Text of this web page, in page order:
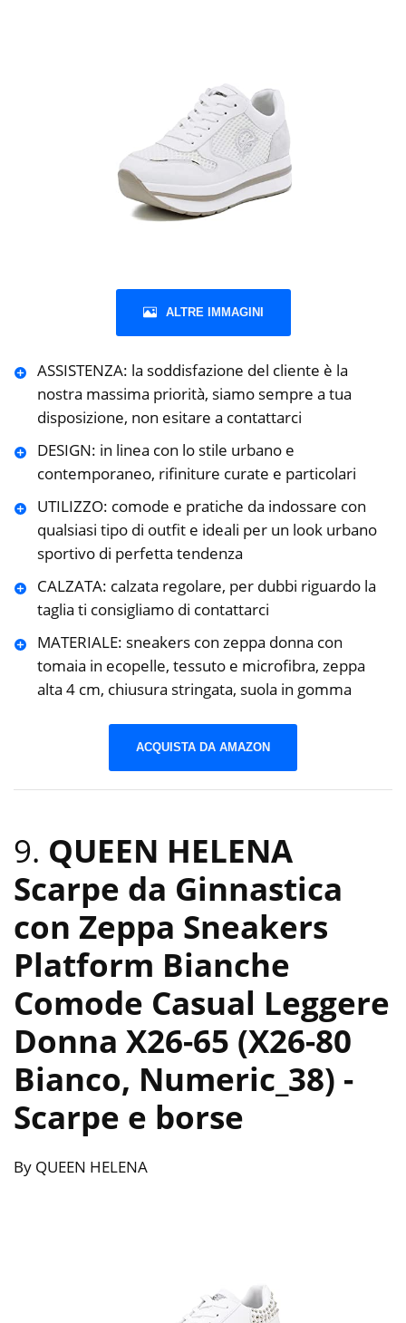
ALTRE IMMAGINI
ASSISTENZA: la soddisfazione del cliente è la
nostra massima priorità, siamo sempre a tua
disposizione, non esitare a contattarci
DESIGN: in linea con lo stile urbano e
contemporaneo, rifiniture curate e particolari
UTILIZZO: comode e pratiche da indossare con
qualsiasi tipo di outfit e ideali per un look urbano
sportivo di perfetta tendenza
CALZATA: calzata regolare, per dubbi riguardo la
taglia ti consigliamo di contattarci
MATERIALE: sneakers con zeppa donna con
tomaia in ecopelle, tessuto e microfibra, zeppa
alta 4 cm, chiusura stringata, suola in gomma
ACQUISTA DA AMAZON
9. QUEEN HELENA
Scarpe da Ginnastica
con Zeppa Sneakers
Platform Bianche
Comode Casual Leggere
Donna X26-65 (X26-80
Bianco, Numeric_38) -
Scarpe e borse
By QUEEN HELENA